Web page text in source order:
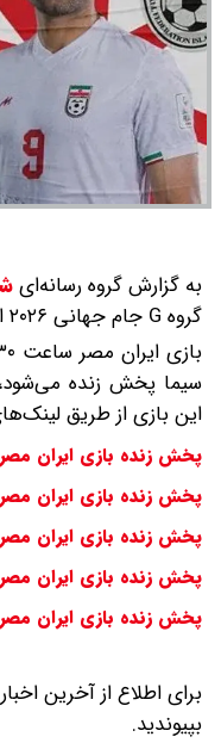
به گزارش گروه رسانه‌ای
گروه G جام جهانی ۲۰۲۶ امروز به مصاف مصر می‌رود.
سیما پخش زنده می‌شود،
این بازی از طریق
پخش زنده بازی ایران مصر
پخش زنده بازی ایران
پخش زنده بازی ایران
پخش زنده بازی ایران مصر
پخش زنده بازی ایران
برای اطلاع از آخرین
بپیوندید.